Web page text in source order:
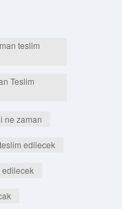
teslim
Teslim
ne zaman
edilecek
edilecek